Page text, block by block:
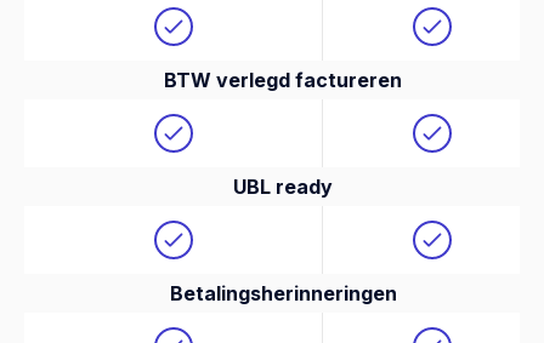
BTW verlegd factureren
UBL ready
Betalingsherinneringen